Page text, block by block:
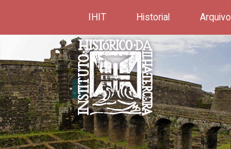
IHIT Historial Arquivo